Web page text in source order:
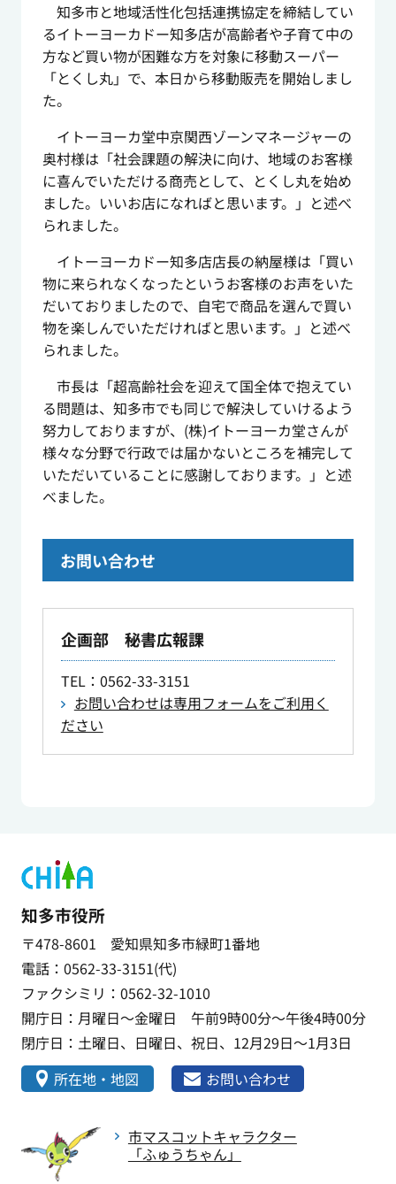
知多市と地域活性化包括連携協定を締結してい
るイトーヨーカドー知多店が高齢者や子育て中の
方など買い物が困難な方を対象に移動スーパー
「とくし丸」で、本日から移動販売を開始しまし
た。
イトーヨーカ堂中京関西ゾーンマネージャーの
奥村様は「社会課題の解決に向け、地域のお客様
に喜んでいただける商売として、とくし丸を始め
ました。いいお店になればと思います。」と述べ
られました。
イトーヨーカドー知多店店長の納屋様は「買い
物に来られなくなったというお客様のお声をいた
だいておりましたので、自宅で商品を選んで買い
物を楽しんでいただければと思います。」と述べ
られました。
市長は「超高齢社会を迎えて国全体で抱えてい
る問題は、知多市でも同じで解決していけるよう
努力しておりますが、(株)イトーヨーカ堂さんが
様々な分野で行政では届かないところを補完して
いただいていることに感謝しております。」と述
べました。
お問い合わせ
企画部 秘書広報課
TEL：0562-33-3151
お問い合わせは専用フォームをご利用く
ださい
知多市役所
〒478-8601 愛知県知多市緑町1番地
電話：0562-33-3151(代)
ファクシミリ：0562-32-1010
開庁日：月曜日～金曜日 午前9時00分～午後4時00分
閉庁日：土曜日、日曜日、祝日、12月29日～1月3日
所在地・地図
お問い合わせ
市マスコットキャラクター
「ふゅうちゃん」